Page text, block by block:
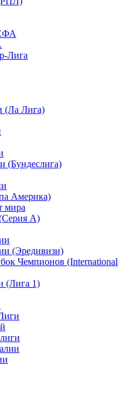
Лига
(Ла Лига)
(Бундеслига)
Америка)
мира
А)
(Эредивизи)
Чемпионов (International
(Лига 1)